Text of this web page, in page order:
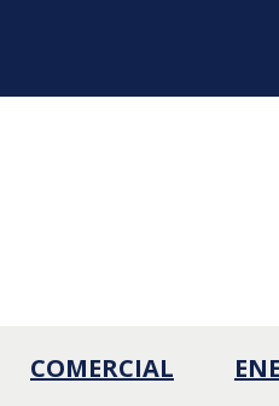
COMERCIAL